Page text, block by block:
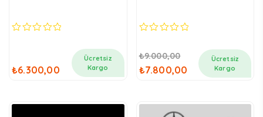
₺6.300,00
Ücretsiz
Kargo
₺9.000,00
Orijinal fiyat: ₺9.000,00.
₺7.800,00
Şu andaki fiyat: ₺7.800,00.
Ücretsiz
Kargo